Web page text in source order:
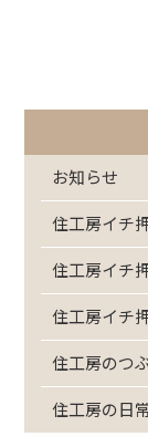
お知らせ
住工房イチ
住工房イチ
住工房イチ
住工房のつ
住工房の日